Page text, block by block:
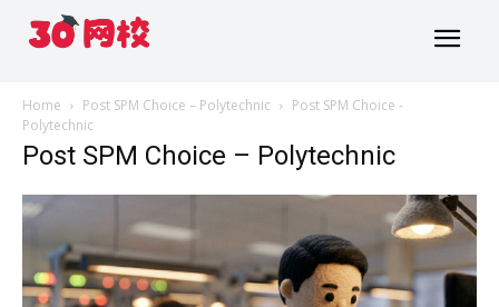
Home Post SPM Choice – Polytechnic
Post SPM Choice -
Polytechnic
Post SPM Choice – Polytechnic